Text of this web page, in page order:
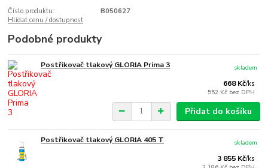
Číslo produktu:
B050627
Hlídat cenu / dostupnost
Podobné produkty
Postřikovač tlakový GLORIA Prima 3
668 Kč/ks
552 Kč bez DPH
skladem
Přidat do košíku
Postřikovač tlakový GLORIA 405 T
3 855 Kč/ks
skladem